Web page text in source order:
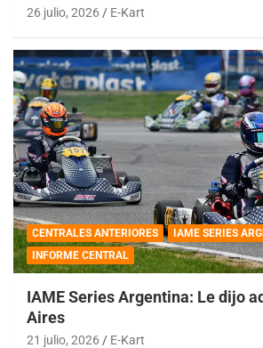
26 julio, 2026 E-Kart
CENTRALES ANTERIORES
IAME SERIES
INFORME CENTRAL
IAME Series Argentina: Le dijo
Aires
21 julio, 2026 E-Kart